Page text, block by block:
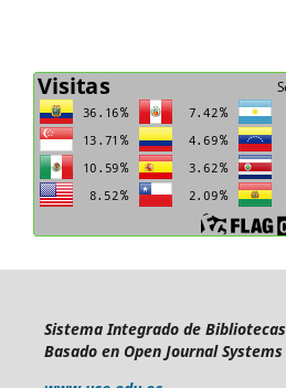
Sistema Integrado de Bibliotecas
Basado en Open Journal Systems